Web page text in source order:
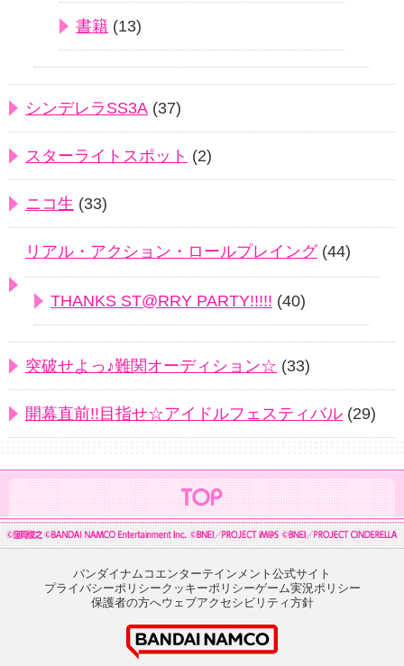
書籍 (13)
シンデレラSS3A (37)
スターライトスポット (2)
ニコ生 (33)
リアル・アクション・ロールプレイング(44)
THANKS ST@RRY PARTY!!!!! (40)
突破せよっ♪難関オーディション☆ (33)
開幕直前!!目指せ☆アイドルフェスティバル (29)
バンダイナムコエンターテインメント公式サイト
プライバシーポリシークッキーポリシーゲーム実況ポリシー
保護者の方へウェブアクセシビリティ方針